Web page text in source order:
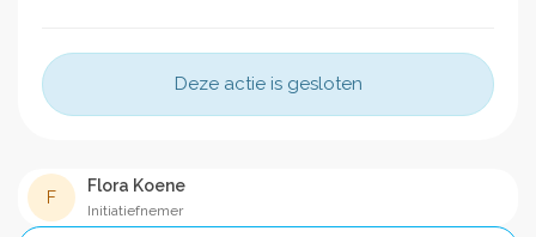
Deze actie is gesloten
F
Flora Koene
Initiatiefnemer